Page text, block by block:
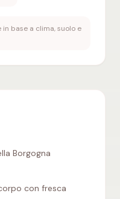
base a clima, suolo e
Borgogna
con fresca